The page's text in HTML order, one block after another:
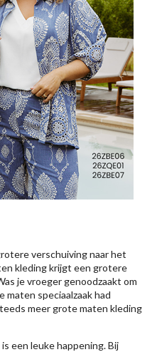
verschuiving naar het
kleding krijgt een grotere
je vroeger genoodzaakt om
speciaalzaak had
meer grote maten kleding
een leuke happening. Bij